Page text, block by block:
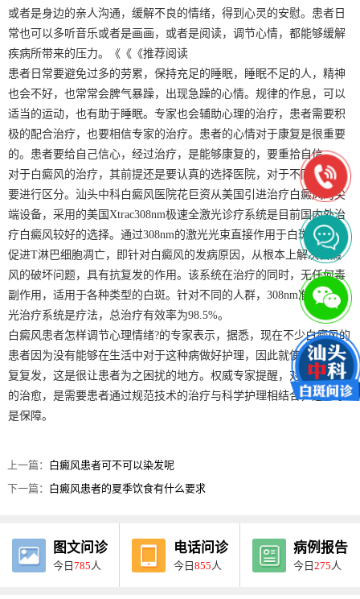
或者是身边的亲人沟通，缓解不良的情绪，得到心灵的安慰。患者日
常也可以多听音乐或者是画画，或者是阅读，调节心情，都能够缓解
疾病所带来的压力。《《《推荐阅读
患者日常要避免过多的劳累，保持充足的睡眠，睡眠不足的人，精神
也会不好，也常常会脾气暴躁，出现急躁的心情。规律的作息，可以
适当的运动，也有助于睡眠。专家也会辅助心理的治疗，患者需要积
极的配合治疗，也要相信专家的治疗。患者的心情对于康复是很重要
的。患者要给自己信心，经过治疗，是能够康复的，要重拾自信。
对于白癜风的治疗，其前提还是要认真的选择医院，对于不同医院是
要进行区分。汕头中科白癜风医院花巨资从美国引进治疗白癜风的尖
端设备，采用的美国Xtrac308nm极速全激光诊疗系统是目前国内外治
疗白癜风较好的选择。通过308nm的激光光束直接作用于白斑部位，
促进T淋巴细胞凋亡，即针对白癜风的发病原因，从根本上解决白癜
风的破坏问题，具有抗复发的作用。该系统在治疗的同时，无任何毒
副作用，适用于各种类型的白斑。针对不同的人群，308nm准分子激
光治疗系统是疗法，总治疗有效率为98.5%。
白癜风患者怎样调节心理情绪?的专家表示，据悉，现在不少白癜风的
患者因为没有能够在生活中对于这种病做好护理，因此就使得病情反
复复发，这是很让患者为之困扰的地方。权威专家提醒，对于白癜风
的治愈，是需要患者通过规范技术的治疗与科学护理相结合，这样才
是保障。
上一篇： 白癜风患者可不可以染发呢
下一篇： 白癜风患者的夏季饮食有什么要求
图文问诊
今日785 人
电话问诊
今日855 人
病例报告
今日275 人